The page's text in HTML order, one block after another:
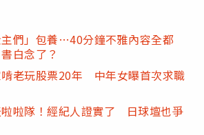
們」包養…40分鐘不雅內容全都
白念了？
老玩股票20年 中年女曝首次求職
啦隊！經紀人證實了 日球壇也爭